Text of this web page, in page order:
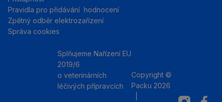
Pravidla pro přidávání hodnocení
Zpětný odběr elektrozařízení
Správa cookies
Splňujeme Nařízení EU
2019/6
o veterinárních
léčivých přípravcích
Copyright ©
Packu 2026
Instagram